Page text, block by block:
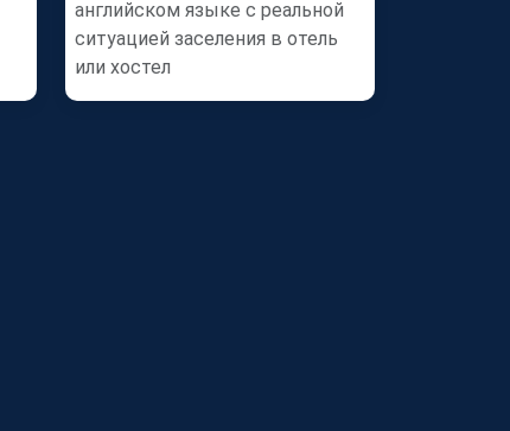
английском языке с реальной
ситуацией заселения в отель
или хостел